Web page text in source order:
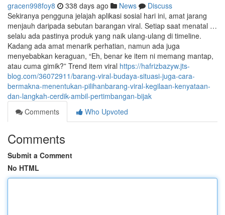
gracen998foy8 338 days ago News
Discuss
Sekiranya pengguna jelajah aplikasi sosial hari ini, amat jarang
menjauh daripada sebutan barangan viral. Setiap saat menatal …
selalu ada pastinya produk yang naik ulang-ulang di timeline.
Kadang ada amat menarik perhatian, namun ada juga
menyebabkan keraguan, “Eh, benar ke item ni memang mantap,
atau cuma gimik?” Trend item viral https://hafrizbazyw.jts-
blog.com/36072911/barang-viral-budaya-situasi-juga-cara-
bermakna-menentukan-pilihanbarang-viral-kegilaan-kenyataan-
dan-langkah-cerdik-ambil-pertimbangan-bijak
Comments
Who Upvoted
Comments
Submit a Comment
No HTML